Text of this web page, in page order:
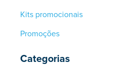
Kits promocionais
Promoções
Categorias